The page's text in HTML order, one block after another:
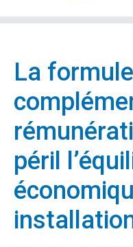
La
péril